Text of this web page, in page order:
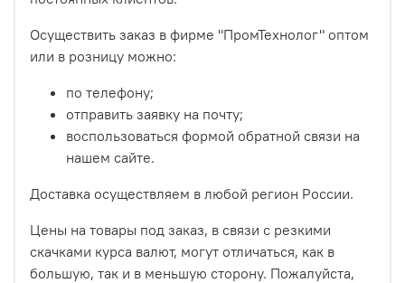
Осуществить заказ в фирме "ПромТехнолог" оптом
или в розницу можно:
по телефону;
отправить заявку на почту;
воспользоваться формой обратной связи на
нашем сайте.
Доставка осуществляем в любой регион России.
Цены на товары под заказ, в связи с резкими
скачками курса валют, могут отличаться, как в
большую, так и в меньшую сторону. Пожалуйста,